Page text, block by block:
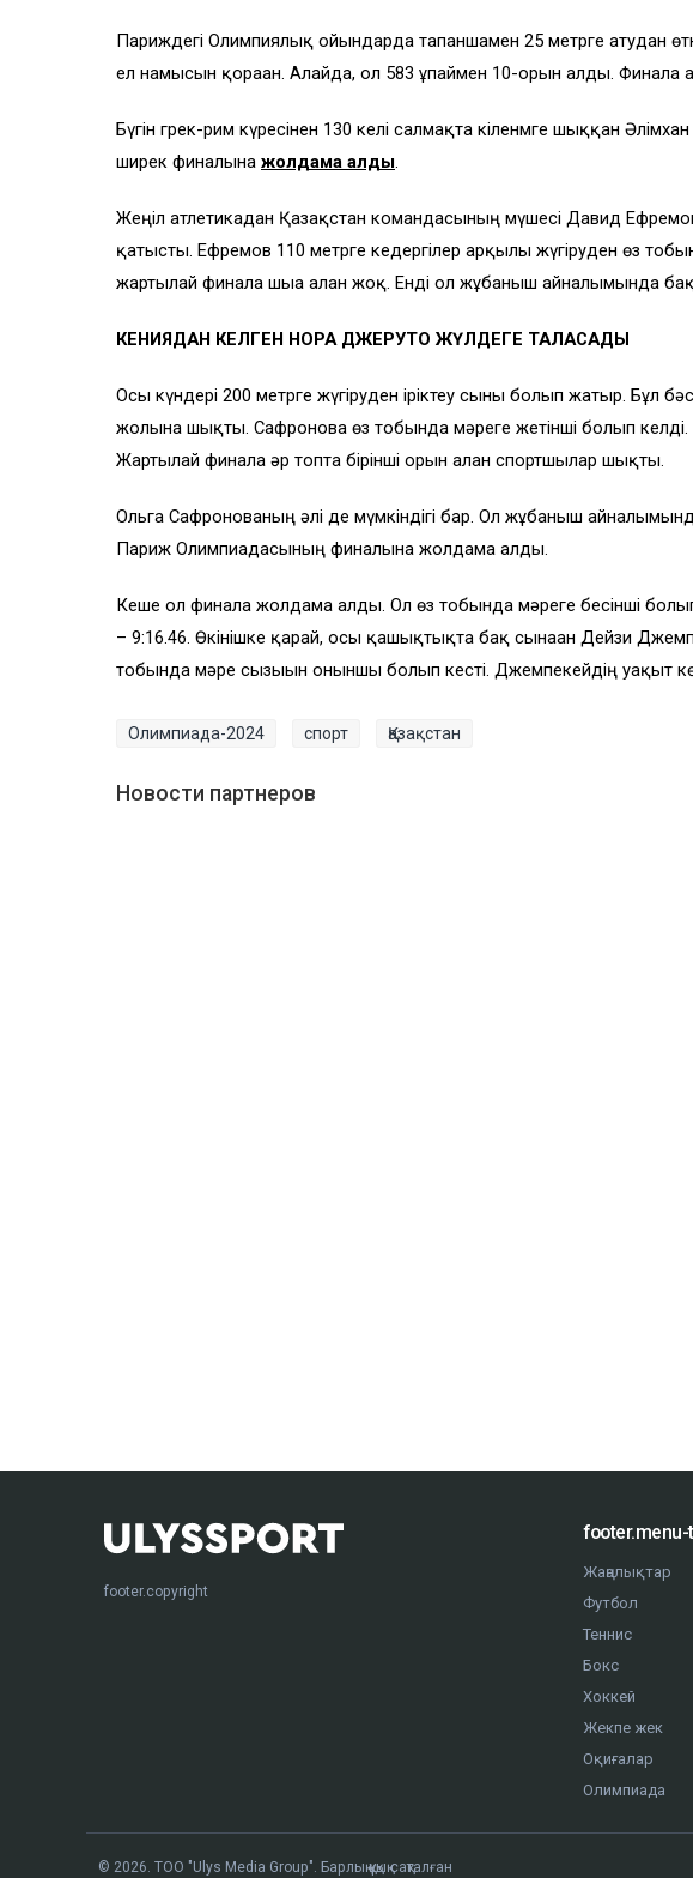
Париждегі Олимпиялық ойындарда тапаншамен 25 метрге атудан
ел намысын қорғаған. Алайда, ол 583 ұпаймен 10-орын алды.
Бүгін грек-рим күресінен 130 келі салмақта кіленмге шыққан
ширек финалына жолдама алды.
Жеңіл атлетикадан Қазақстан командасының мүшесі Давид
қатысты. Ефремов 110 метрге кедергілер арқылы жүгіруден өз
жартылай финалға шыға алған жоқ. Енді ол жұбаныш айналымында
КЕНИЯДАН КЕЛГЕН НОРА ДЖЕРУТО ЖҮЛДЕГЕ ТАЛАСАДЫ
Осы күндері 200 метрге жүгіруден іріктеу сыны болып жатыр. Бұл
жолына шықты. Сафронова өз тобында мәреге жетінші болып келді.
Жартылай финалға әр топта бірінші орын алған спортшылар шықты.
Ольга Сафронованың әлі де мүмкіндігі бар. Ол жұбаныш
Париж Олимпиадасының финалына жолдама алды.
Кеше ол финалға жолдама алды. Ол өз тобында мәреге бесінші
– 9:16.46. Өкінішке қарай, осы қашықтықта бақ сынаған Дейзи
тобында мәре сызығын оныншы болып кесті. Джемпекейдің уақыт
Олимпиада-2024 спорт Қазақстан
Новости партнеров
footer.copyright
footer.menu-
Жаңалықтар
Футбол
Теннис
Бокс
Хоккей
Жекпе жек
Оқиғалар
Олимпиада
© 2026. ТОО "Ulys Media Group". Барлық құқық сақталған